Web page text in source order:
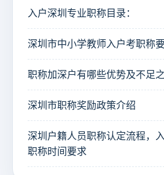
入户深圳专业职称目录：
深圳市中小学教师入户考职称
职称加深户有哪些优势及不足
深圳市职称奖励政策介绍
深圳户籍人员职称认定流程，
职称时间要求